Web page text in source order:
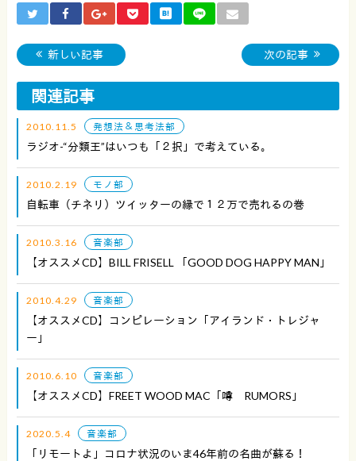
新しい記事 次の記事
関連記事
2010.11.5 発想法＆思考法部
ラジオ-“分類王”はいつも「２択」で考えている。
2010.2.19 モノ部
自転車（チネリ）ツイッターの縁で１２万で売れるの巻
2010.3.16 音楽部
【オススメCD】BILL FRISELL 「GOOD DOG HAPPY MAN」
2010.4.29 音楽部
【オススメCD】コンピレーション「アイランド・トレジャ
ー」
2010.6.10 音楽部
【オススメCD】FREET WOOD MAC「噂 RUMORS」
2020.5.4 音楽部
「リモートよ」コロナ状況のいま46年前の名曲が蘇る！